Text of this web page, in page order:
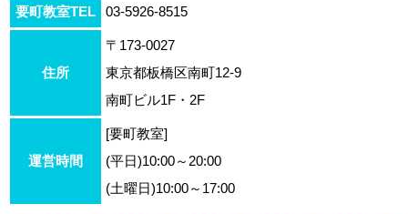
要町教室TEL 03-5926-8515
住所
〒173-0027
東京都板橋区南町12-9
南町ビル1F・2F
運営時間
[要町教室]
(平日)10:00～20:00
(土曜日)10:00～17:00